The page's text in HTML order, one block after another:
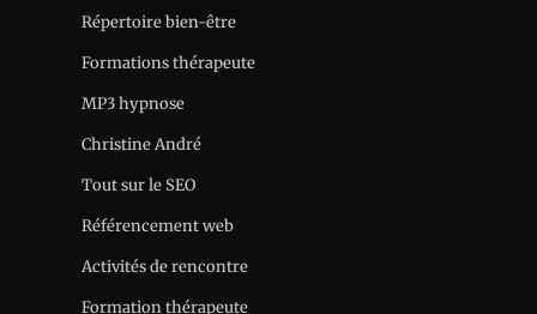
Répertoire bien-être
Formations thérapeute
MP3 hypnose
Christine André
Tout sur le SEO
Référencement web
Activités de rencontre
Formation thérapeute